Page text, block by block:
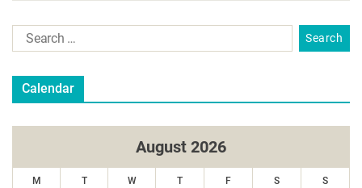
Calendar
August 2026
M T W T F S S